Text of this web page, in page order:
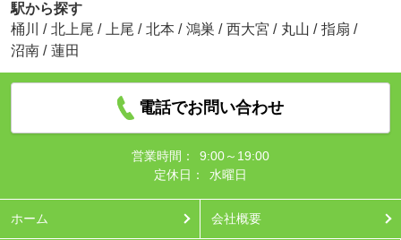
駅から探す
桶川
/ 北上尾 / 上尾 / 北本 / 鴻巣 / 西大宮 / 丸山 / 指扇 /
沼南 / 蓮田
電話でお問い合わせ
営業時間：
9:00～19:00
定休日：
水曜日
ホーム 会社概要